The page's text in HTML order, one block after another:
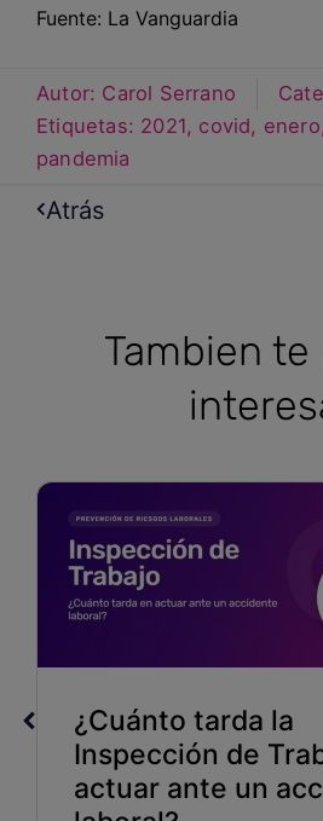
Fuente: La Vanguardia
Autor: Carol Serrano
Etiquetas: 2021, covid, enero,
pandemia
Atrás
Tambien te
¿Cuánto tarda la
Inspección de
actuar ante un